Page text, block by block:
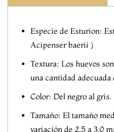
Especie de Esturion:
Acipenser baerii )
Textura: Los huevos
una cantidad
Color: Del negro al gris.
Tamaño: El tamaño
variación de 2,5 a 3,0